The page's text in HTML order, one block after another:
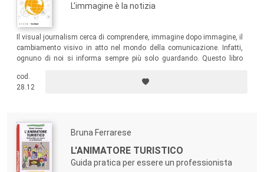
L'immagine è la notizia
Il visual journalism cerca di comprendere, immagine dopo immagine, il
cambiamento visivo in atto nel mondo della comunicazione. Infatti,
ognuno di noi si informa sempre più solo guardando. Questo libro
cod.
28.12
Bruna Ferrarese
L'ANIMATORE TURISTICO
Guida pratica per essere un professionista